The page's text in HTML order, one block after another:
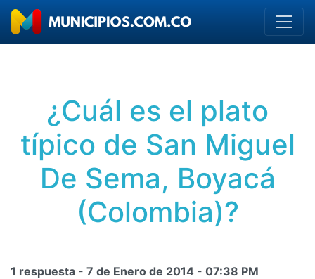
¿Cuál es el plato
típico de San Miguel
De Sema, Boyacá
(Colombia)?
1 respuesta - 7 de Enero de 2014 - 07:38 PM